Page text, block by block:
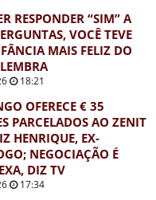
RESPONDER “SIM” A
VOCÊ TEVE
MAIS FELIZ DO
18:21
OFERECE € 35
PARCELADOS AO ZENIT
HENRIQUE, EX-
NEGOCIAÇÃO É
DIZ TV
17:34